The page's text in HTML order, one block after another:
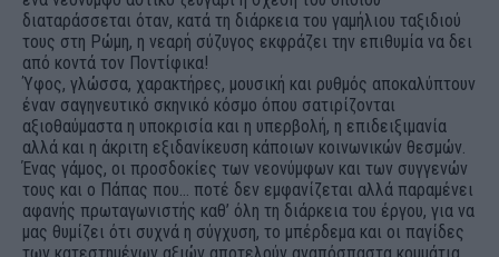
διαταράσσεται όταν, κατά τη διάρκεια του γαμήλιου ταξιδιού
τους στη Ρώμη, η νεαρή σύζυγος εκφράζει την επιθυμία να δει
από κοντά τον Ποντίφικα!
Ύφος, γλώσσα, χαρακτήρες, μουσική και ρυθμός αποκαλύπτουν
έναν σαγηνευτικό σκηνικό κόσμο όπου σατιρίζονται
αξιοθαύμαστα η υποκρισία και η υπερβολή, η επιδειξιμανία
αλλά και η άκριτη εξιδανίκευση κάποιων κοινωνικών θεσμών.
Ένας γάμος, οι προσδοκίες των νεονύμφων και των συγγενών
τους και ο Πάπας που… ποτέ δεν εμφανίζεται αλλά παραμένει
αφανής πρωταγωνιστής καθ’ όλη τη διάρκεια του έργου, για να
μας θυμίζει ότι συχνά η σύγχυση, το μπέρδεμα και οι παγίδες